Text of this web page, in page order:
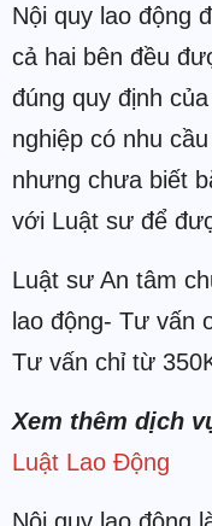
Nội quy lao động
cả hai bên đều
đúng quy định
nghiệp có nhu
nhưng chưa biết
với Luật sư để
Luật sư An tâm
lao động- Tư vấn
Tư vấn chỉ từ
Xem thêm dịch
Luật Lao Động